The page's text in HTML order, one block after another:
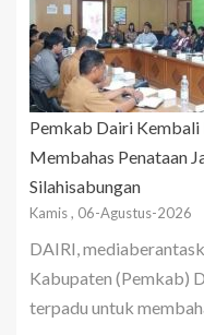
Pemkab Dairi
Membahas Penataan
Silahisabungan
Kamis , 06-Agustus-2026
DAIRI,
Kabupaten (Pemkab)
terpadu untuk